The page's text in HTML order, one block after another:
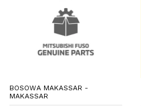
BOSOWA MAKASSAR -
MAKASSAR